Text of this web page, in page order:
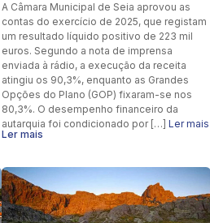
A Câmara Municipal de Seia aprovou as
contas do exercício de 2025, que registam
um resultado líquido positivo de 223 mil
euros. Segundo a nota de imprensa
enviada à rádio, a execução da receita
atingiu os 90,3%, enquanto as Grandes
Opções do Plano (GOP) fixaram-se nos
80,3%. O desempenho financeiro da
autarquia foi condicionado por […]Ler mais
Ler mais